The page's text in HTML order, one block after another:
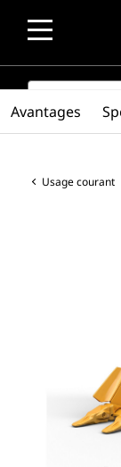
SEARCH
Usage courant
Avantages